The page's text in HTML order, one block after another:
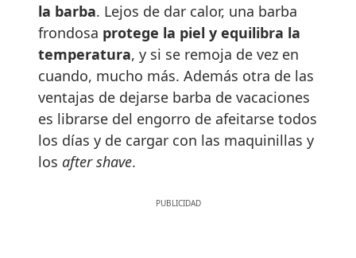
la barba. Lejos de dar calor, una barba
frondosa protege la piel y equilibra la
temperatura, y si se remoja de vez en
cuando, mucho más. Además otra de las
ventajas de dejarse barba de vacaciones
es librarse del engorro de afeitarse todos
los días y de cargar con las maquinillas y
los after shave.